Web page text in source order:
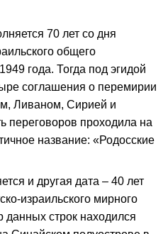
70 лет со дня
общего
года. Тогда под эгидой
соглашения о перемирии
Ливаном, Сирией и
переговоров проходила на
название: «Родосские
и другая дата – 40 лет
израильского мирного
данных строк находился